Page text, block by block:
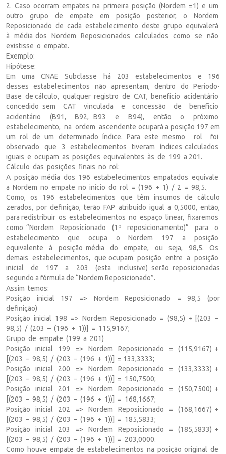
2. Caso ocorram empates na primeira posição (Nordem =1) e um
outro grupo de empate em posição posterior, o Nordem
Reposicionado de cada estabelecimento deste grupo equivalerá
à média dos Nordem Reposicionados calculados como se não
existisse o empate.
Exemplo:
Hipótese:
Em uma CNAE Subclasse há 203 estabelecimentos e 196
desses estabelecimentos não apresentam, dentro do Período-
Base de cálculo, qualquer registro de CAT, benefício acidentário
concedido sem CAT vinculada e concessão de benefício
acidentário (B91, B92, B93 e B94), então o próximo
estabelecimento, na ordem ascendente ocupará a posição 197 em
um rol de um determinado índice. Para este mesmo rol foi
observado que 3 estabelecimentos tiveram índices calculados
iguais e ocupam as posições equivalentes às de 199 a 201.
Cálculo das posições finais no rol:
A posição média dos 196 estabelecimentos empatados equivale
a Nordem no empate no início do rol = (196 + 1) / 2 = 98,5.
Como, os 196 estabelecimentos que têm insumos de cálculo
zerados, por definição, terão FAP atribuído igual a 0,5000, então,
para redistribuir os estabelecimentos no espaço linear, fixaremos
como “Nordem Reposicionado (1º reposicionamento)” para o
estabelecimento que ocupa o Nordem 197 a posição
equivalente à posição média do empate, ou seja, 98,5. Os
demais estabelecimentos, que ocupam posição entre a posição
inicial de 197 a 203 (esta inclusive) serão reposicionadas
segundo a fórmula de “Nordem Reposicionado”.
Assim temos:
Posição inicial 197 => Nordem Reposicionado = 98,5 (por
definição)
Posição inicial 198 => Nordem Reposicionado = (98,5) + [(203 –
98,5) / (203 – (196 + 1))] = 115,9167;
Grupo de empate (199 a 201)
Posição inicial 199 => Nordem Reposicionado = (115,9167) +
[(203 – 98,5) / (203 – (196 + 1))] = 133,3333;
Posição inicial 200 => Nordem Reposicionado = (133,3333) +
[(203 – 98,5) / (203 – (196 + 1))] = 150,7500;
Posição inicial 201 => Nordem Reposicionado = (150,7500) +
[(203 – 98,5) / (203 – (196 + 1))] = 168,1667;
Posição inicial 202 => Nordem Reposicionado = (168,1667) +
[(203 – 98,5) / (203 – (196 + 1))] = 185,5833;
Posição inicial 203 => Nordem Reposicionado = (185,5833) +
[(203 – 98,5) / (203 – (196 + 1))] = 203,0000.
Como houve empate de estabelecimentos na posição original de